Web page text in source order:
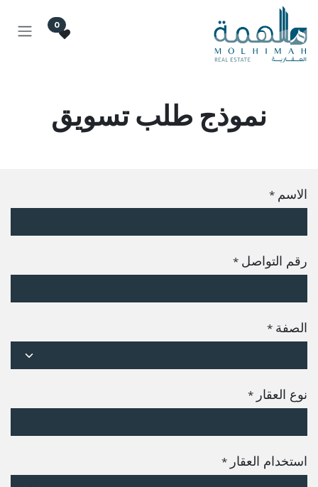
تخطي للذهاب إلى المحتوى
0
نموذج طلب تسويق
الاسم *
رقم التواصل *
الصفة *
نوع العقار *
استخدام العقار *